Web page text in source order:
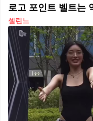
로고 포인트 벨트는
셀린느